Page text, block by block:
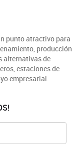
punto atractivo para
producción
alternativas de
estaciones de
empresarial.